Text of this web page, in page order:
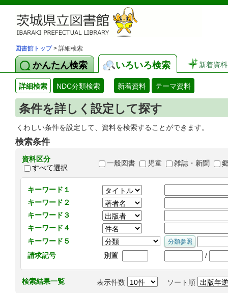
図書館トップ> 詳細検索
かんたん検索 いろいろ検索 新着資料
詳細検索 NDC分類検索 新着資料 テーマ資料
条件を詳しく設定して探す
くわしい条件を設定して、資料を検索することができます。
検索条件
資料区分
すべて選択
一般図書 児童 雑誌・新聞
キーワード１
キーワード２
キーワード３
キーワード４
キーワード５
請求記号
別置 /
検索結果一覧 表示件数 ソート順